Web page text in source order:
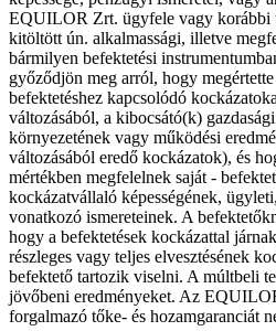
EQUILOR Zrt. ügyfele vagy korábbi
kitöltött ún. alkalmassági, illetve
bármilyen befektetési
győződjön meg arról, hogy
befektetéshez kapcsolódó
változásából, a kibocsátó(k)
környezetének vagy működési
változásából eredő kockázatok), és
mértékben megfelelnek saját -
kockázatvállaló képességének,
vonatkozó ismereteinek. A
hogy a befektetések kockázattal
részleges vagy teljes elvesztésének
befektető tartozik viselni. A múltbeli
jövőbeni eredményeket. Az
forgalmazó tőke- és hozamgaranciát